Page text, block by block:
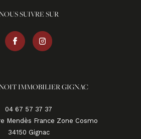
SUIVRE SUR
IMMOBILIER GIGNAC
04 67 57 37 37
Mendès France Zone Cosmo
34150
gignac